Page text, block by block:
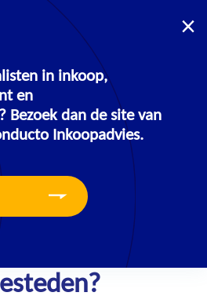
Inkoopadvies
in inkoop,
en
Bezoek dan de site van
Inkoopadvies.